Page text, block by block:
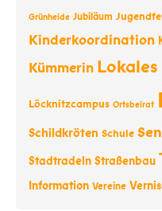
Grünheide Jubiläum
Kinderkoordination
Kümmerin
Löcknitzcampus Ortsbeirat
Schildkröten Schule
Stadtradeln Straßenbau
Information Vereine